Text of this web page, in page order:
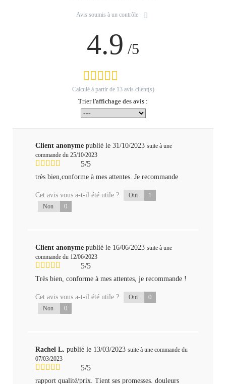
Avis soumis à un contrôle
4.9 /5
Calculé à partir de 13avis client(s)
Trier l'affichage des avis :
Client anonyme publié le 31/10/2023 suite à une
commande du 25/10/2023
5/5
très bien,conforme à mes attentes. Je recommande
Cet avis vous a-t-il été utile ? Oui 1
Non 0
Client anonyme publié le 16/06/2023 suite à une
commande du 12/06/2023
5/5
Très bien, conforme à mes attentes, je recommande !
Cet avis vous a-t-il été utile ? Oui 0
Non 0
Rachel L. publié le 13/03/2023 suite à une commande du
07/03/2023
5/5
rapport qualité/prix. Tient ses promesses. douleurs